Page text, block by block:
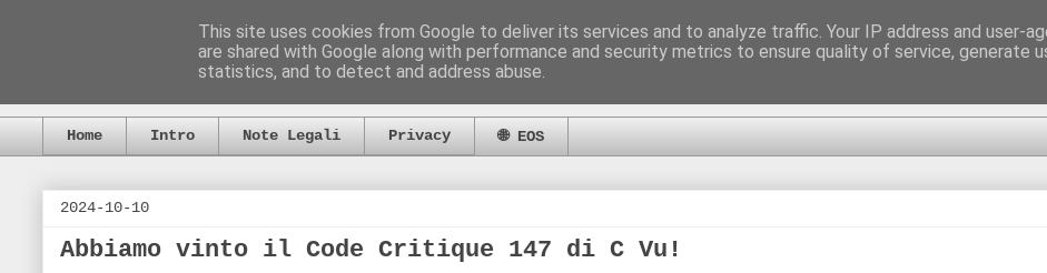
Home Intro Note Legali Privacy 🌐 EOS
2024-10-10
Abbiamo vinto il Code Critique 147 di C Vu!
This site uses cookies from Google to deliver its services and to analyze traffic. Your IP address and user-
are shared with Google along with performance and security metrics to ensure quality of service, generate
statistics, and to detect and address abuse.